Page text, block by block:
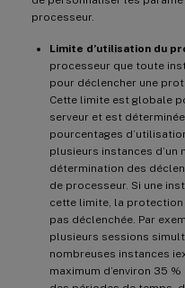
processeur.
Limite d’utilisation du
processeur que toute
pour déclencher une
Cette limite est globale
serveur et est
pourcentages
plusieurs instances d’un
détermination des
de processeur. Si une
cette limite, la protection
pas déclenchée. Par
plusieurs sessions
nombreuses instances
maximum d’environ 35